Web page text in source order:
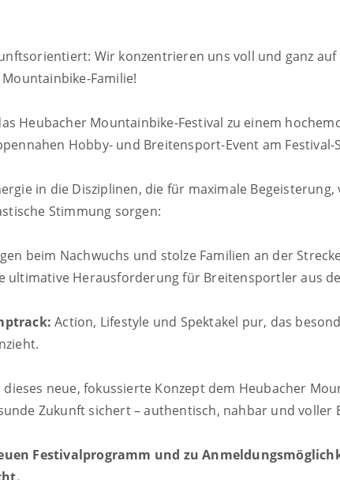
Wir konzentrieren uns voll und ganz auf
Familie!
Heubacher Mountainbike-Festival zu einem
Hobby- und Breitensport-Event am Festival-
in die Disziplinen, die für maximale Begeisterung,
Stimmung sorgen:
beim Nachwuchs und stolze Familien an der
ultimative Herausforderung für Breitensportler aus
Action, Lifestyle und Spektakel pur, das
neue, fokussierte Konzept dem Heubacher
Zukunft sichert – authentisch, nahbar und voller
Festivalprogramm und zu